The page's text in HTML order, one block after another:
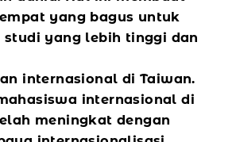
yang bagus untuk
studi yang lebih tinggi dan
internasional di Taiwan.
internasional di
meningkat dengan